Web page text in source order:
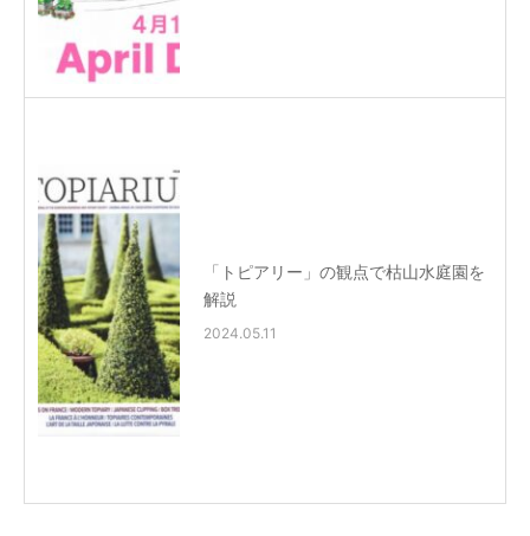
「トピアリー」の観点で枯山水庭園を
解説
2024.05.11